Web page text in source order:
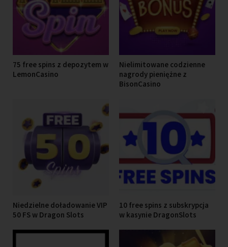
75 free spins z depozytem w
LemonCasino
Nielimitowane codzienne
nagrody pieniężne z
BisonCasino
Niedzielne doładowanie VIP
50 FS w Dragon Slots
10 free spins z subskrypcja
w kasynie DragonSlots